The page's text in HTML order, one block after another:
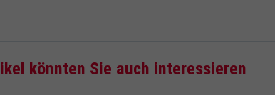
könnten Sie auch interessieren